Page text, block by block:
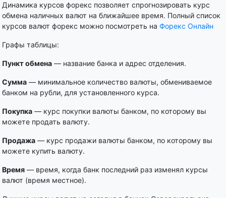
Динамика курсов форекс позволяет спрогнозировать курс
обмена наличных валют на ближайшее время. Полный список
курсов валют форекс можно посмотреть на Форекс Онлайн
Графы таблицы:
Пункт обмена — название банка и адрес отделения.
Сумма — минимальное количество валюты, обмениваемое
банком на рубли, для установленного курса.
Покупка — курс покупки валюты банком, по которому вы
можете продать валюту.
Продажа — курс продажи валюты банком, по которому вы
можете купить валюту.
Время — время, когда банк последний раз изменял курсы
валют (время местное).